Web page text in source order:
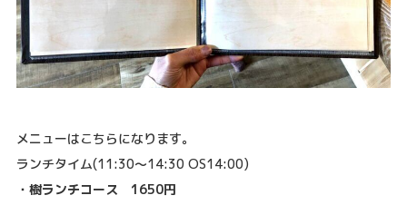
メニューはこちらになります。
ランチタイム(11:30～14:30 OS14:00)
・樹ランチコース 1650円